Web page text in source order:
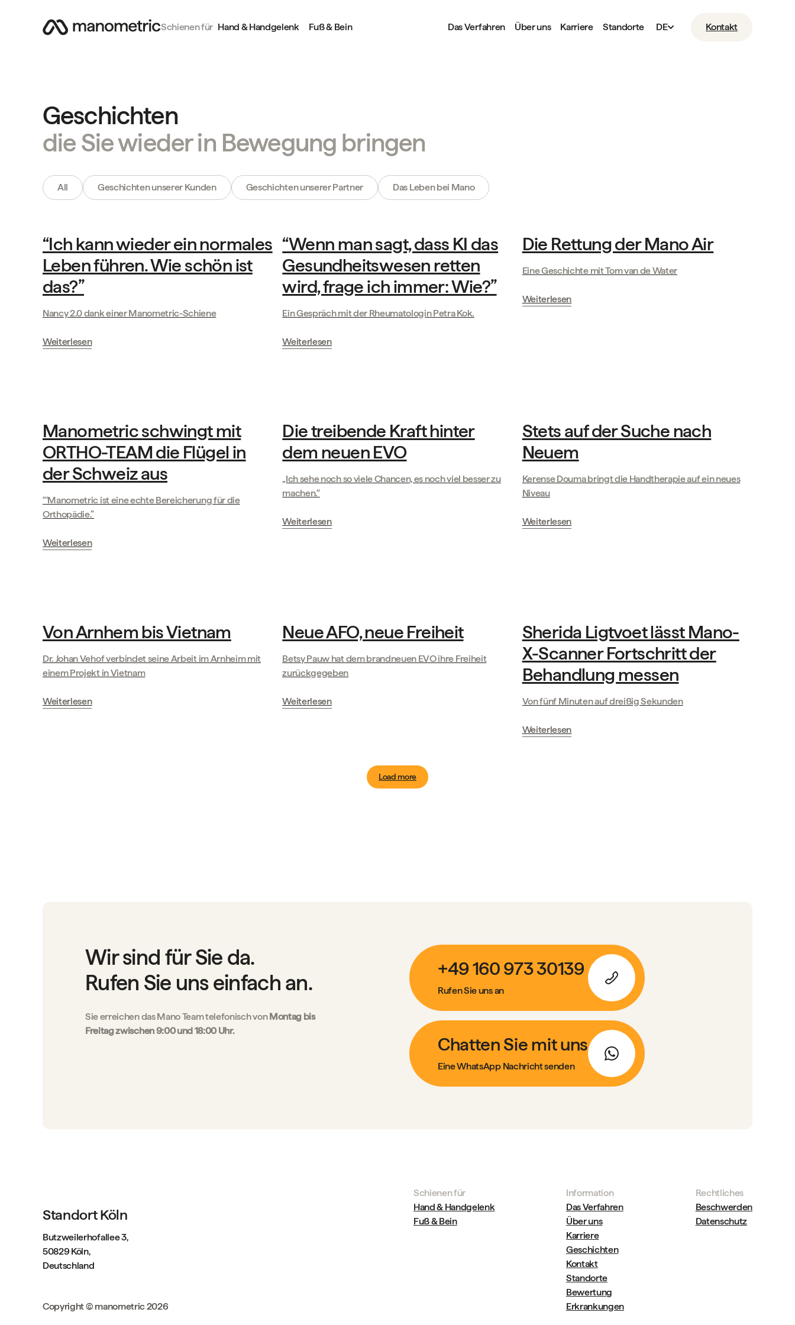
Schienen für Hand & Handgelenk Fuß & Bein Das Verfahren Über uns Karriere Standorte DE Kontakt
Geschichten
die Sie wieder in Bewegung bringen
All Geschichten unserer Kunden Geschichten unserer Partner Das Leben bei Mano
“Ich kann wieder ein normales
Leben führen. Wie schön ist
das?”
Nancy 2.0 dank einer Manometric-Schiene
Weiterlesen
“Wenn man sagt, dass KI das
Gesundheitswesen retten
wird, frage ich immer: Wie?”
Ein Gespräch mit der Rheumatologin Petra Kok.
Weiterlesen
Die Rettung der Mano Air
Eine Geschichte mit Tom van de Water
Weiterlesen
Manometric schwingt mit
ORTHO-TEAM die Flügel in
der Schweiz aus
“‘Manometric ist eine echte Bereicherung für die
Orthopädie.”
Weiterlesen
Die treibende Kraft hinter
dem neuen EVO
„Ich sehe noch so viele Chancen, es noch viel besser zu
machen.“
Weiterlesen
Stets auf der Suche nach
Neuem
Kerense Douma bringt die Handtherapie auf ein neues
Niveau
Weiterlesen
Von Arnhem bis Vietnam
Dr. Johan Vehof verbindet seine Arbeit im Arnheim mit
einem Projekt in Vietnam
Weiterlesen
Neue AFO, neue Freiheit
Betsy Pauw hat dem brandneuen EVO ihre Freiheit
zurückgegeben
Weiterlesen
Sherida Ligtvoet lässt Mano-
X-Scanner Fortschritt der
Behandlung messen
Von fünf Minuten auf dreißig Sekunden
Weiterlesen
Load more
Wir sind für Sie da.
Rufen Sie uns einfach an.
Sie erreichen das Mano Team telefonisch vonMontag bis
Freitag zwischen 9:00 und 18:00 Uhr.
+49 160 973 30139
Rufen Sie uns an
Chatten Sie mit uns
Eine WhatsApp Nachricht senden
Standort Köln
Butzweilerhofallee 3,
50829 Köln,
Deutschland
Schienen für
Hand & Handgelenk
Fuß & Bein
Information
Das Verfahren
Über uns
Karriere
Geschichten
Kontakt
Standorte
Bewertung
Erkrankungen
Rechtliches
Beschwerden
Datenschutz
Copyright © manometric 2026